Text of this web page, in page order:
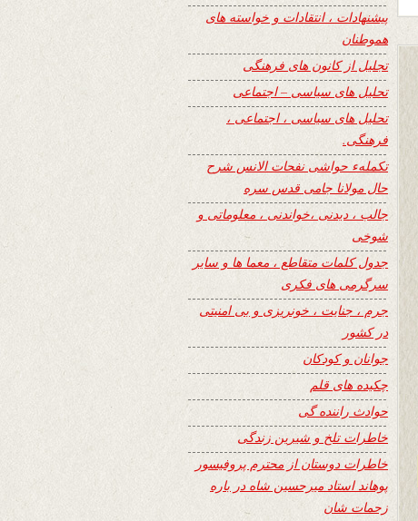
پیشنهادات ، انتقادات و خواسته های
هموطنان
تجلیل از کانون های فرهنگی
تحلیل های سیاسی – اجتماعی
تحلیل های سیاسی ، اجتماعی ،
فرهنگی.
تکملهء حواشی نفحات الانس شرح
حال مولانا جامی قدس سره
جالب ، دیدنی ،خواندنی ، معلوماتی و
شوخی
جدول کلمات متقاطع ، معما ها و سایر
سرگرمی های فکری
جرم ، جنایت ، خونریزی و بی امنیتی
در کشور
جوانان و کودکان
چکیده های قلم
حوادث راننده گی
خاطرات تلخ و شیرین زندگی
خاطرات دوستان از محترم پروفیسور
پوهاند استاد میرحسین شاه در باره
زحمات شان